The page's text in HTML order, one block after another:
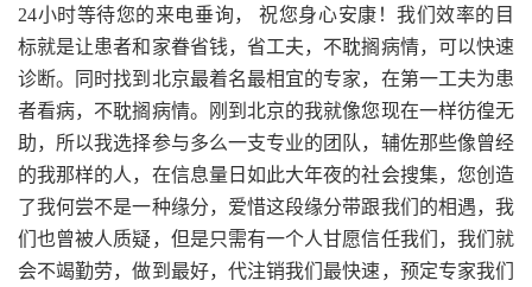
24小时等待您的来电垂询， 祝您身心安康！我们效率的目
标就是让患者和家眷省钱，省工夫，不耽搁病情，可以快速
诊断。同时找到北京最着名最相宜的专家，在第一工夫为患
者看病，不耽搁病情。刚到北京的我就像您现在一样彷徨无
助，所以我选择参与多么一支专业的团队，辅佐那些像曾经
的我那样的人，在信息量日如此大年夜的社会搜集，您创造
了我何尝不是一种缘分，爱惜这段缘分带跟我们的相遇，我
们也曾被人质疑，但是只需有一个人甘愿信任我们，我们就
会不竭勤劳，做到最好，代注销我们最快速，预定专家我们